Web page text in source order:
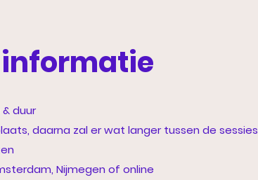
duur​
daarna zal er wat langer tussen de sessies
Nijmegen of online